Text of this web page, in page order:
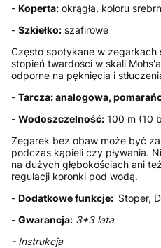
- Koperta: okrągła, koloru
- Szkiełko: szafirowe
Często spotykane w zegarkach
stopień twardości w skali
odporne na pęknięcia i
- Tarcza: analogowa,
- Wodoszczelność: 100 m (10
Zegarek bez obaw może być
podczas kąpieli czy pływania.
na dużych głębokościach ani
regulacji koronki pod wodą.
- Dodatkowe funkcje: Stoper,
- Gwarancja: 3+3 lata
- Instrukcja